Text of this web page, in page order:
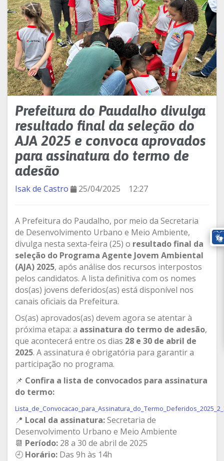
Prefeitura do Paudalho divulga
resultado final da seleção do
AJA 2025 e convoca aprovados
para assinatura do termo de
adesão
Isak de Castro 25/04/2025 12:27
A Prefeitura do Paudalho, por meio da Secretaria
de Desenvolvimento Urbano e Meio Ambiente,
divulga nesta sexta-feira (25) o resultado final da
seleção do Programa Agente Jovem Ambiental
(AJA) 2025, após análise dos recursos interpostos
pelos candidatos. A lista definitiva com os nomes
dos(as) jovens deferidos(as) está disponível nos
canais oficiais da Prefeitura.
Os(as) aprovados(as) devem agora se atentar à
próxima etapa: a assinatura do termo de adesão,
que acontecerá entre os dias 28 e 30 de abril de
2025. A assinatura é obrigatória para garantir a
participação no programa.
📌 Confira a lista de convocados para assinatura
do termo:
📍 Local da assinatura:Secretaria de
Desenvolvimento Urbano e Meio Ambiente
📆 Período: 28 a 30 de abril de 2025
🕘 Horário: Das 9h às 14h